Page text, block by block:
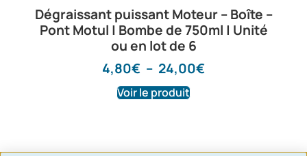
Dégraissant puissant Moteur – Boîte –
Pont Motul | Bombe de 750ml | Unité
ou en lot de 6
4,80€ – 24,00€
Voir le produit